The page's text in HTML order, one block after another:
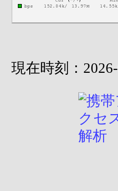
現在時刻：